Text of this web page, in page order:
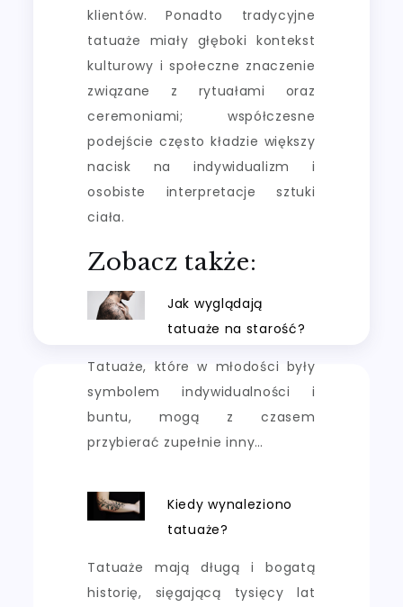
klientów. Ponadto tradycyjne
tatuaże miały głęboki kontekst
kulturowy i społeczne znaczenie
związane z rytuałami oraz
ceremoniami; współczesne
podejście często kładzie większy
nacisk na indywidualizm i
osobiste interpretacje sztuki
ciała.
Zobacz także:
Jak wyglądają
tatuaże na starość?
Tatuaże, które w młodości były
symbolem indywidualności i
buntu, mogą z czasem
przybierać zupełnie inny…
Kiedy wynaleziono
tatuaże?
Tatuaże mają długą i bogatą
historię, sięgającą tysięcy lat